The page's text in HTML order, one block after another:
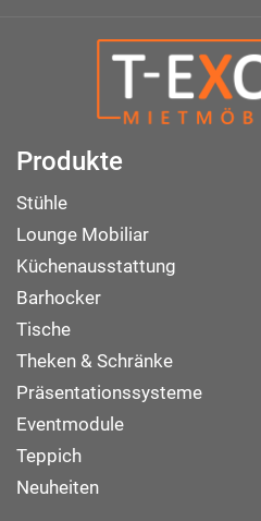
Produkte
Stühle
Lounge Mobiliar
Küchenausstattung
Barhocker
Tische
Theken & Schränke
Präsentationssysteme
Eventmodule
Teppich
Neuheiten